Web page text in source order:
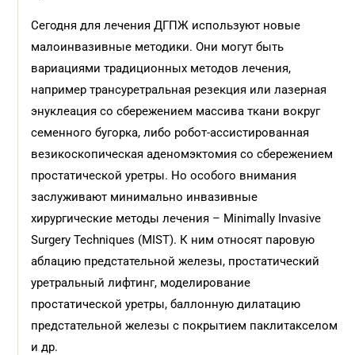
Сегодня для лечения ДГПЖ используют новые
малоинвазивные методики. Они могут быть
вариациями традиционных методов лечения,
например трансуретральная резекция или лазерная
энуклеация со сбережением массива ткани вокруг
семенного бугорка, либо робот-ассистированная
везикоскопическая аденомэктомия со сбережением
простатической уретры. Но особого внимания
заслуживают минимально инвазивные
хирургические методы лечения – Minimally Invasive
Surgery Techniques (MIST). К ним относят паровую
аблацию предстательной железы, простатический
уретральный лифтинг, моделирование
простатической уретры, баллонную дилатацию
предстательной железы с покрытием паклитакселом
и др.